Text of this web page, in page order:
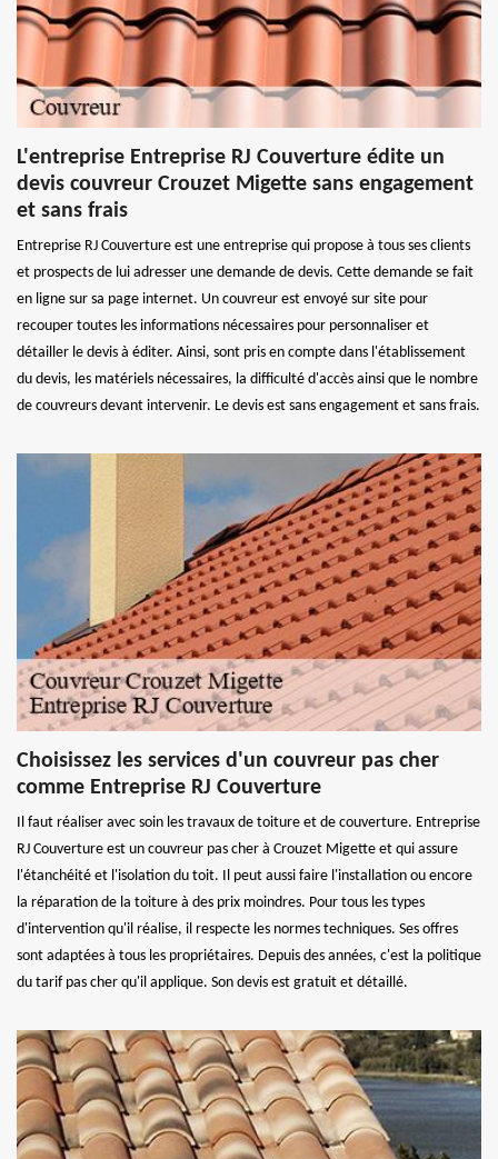
L'entreprise Entreprise RJ Couverture édite un
devis couvreur Crouzet Migette sans engagement
et sans frais
Entreprise RJ Couverture est une entreprise qui propose à tous ses clients
et prospects de lui adresser une demande de devis. Cette demande se fait
en ligne sur sa page internet. Un couvreur est envoyé sur site pour
recouper toutes les informations nécessaires pour personnaliser et
détailler le devis à éditer. Ainsi, sont pris en compte dans l'établissement
du devis, les matériels nécessaires, la difficulté d'accès ainsi que le nombre
de couvreurs devant intervenir. Le devis est sans engagement et sans frais.
Choisissez les services d'un couvreur pas cher
comme Entreprise RJ Couverture
Il faut réaliser avec soin les travaux de toiture et de couverture. Entreprise
RJ Couverture est un couvreur pas cher à Crouzet Migette et qui assure
l'étanchéité et l'isolation du toit. Il peut aussi faire l'installation ou encore
la réparation de la toiture à des prix moindres. Pour tous les types
d'intervention qu'il réalise, il respecte les normes techniques. Ses offres
sont adaptées à tous les propriétaires. Depuis des années, c'est la politique
du tarif pas cher qu'il applique. Son devis est gratuit et détaillé.